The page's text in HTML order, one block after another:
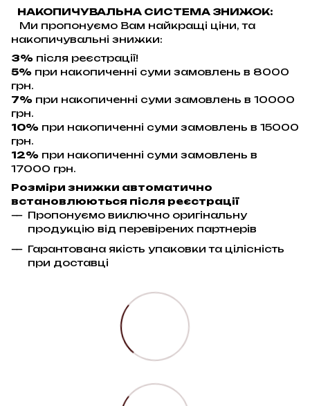
НАКОПИЧУВАЛЬНА СИСТЕМА ЗНИЖОК:
Ми пропонуємо Вам найкращі ціни, та
накопичувальні знижки:
3% після реєстрації!
5% при накопиченні суми замовлень в 8000
грн.
7% при накопиченні суми замовлень в 10000
грн.
10% при накопиченні суми замовлень в 15000
грн.
12% при накопиченні суми замовлень в
17000 грн.
Розміри знижки автоматично
встановлюються після реєстрації
Пропонуємо виключно оригінальну
продукцію від перевірених партнерів
Гарантована якість упаковки та цілісність
при доставці